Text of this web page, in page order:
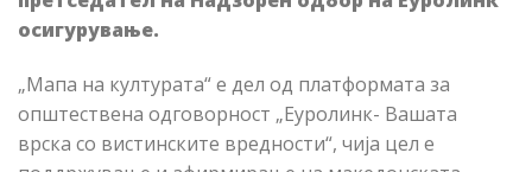
осигурување.
„Мапа на културата“ е дел од платформата за
општествена одговорност „Еуролинк- Вашата
врска со вистинските вредности“, чија цел е